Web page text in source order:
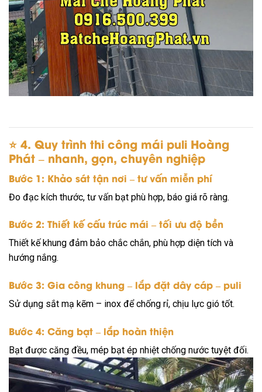
⭐ 4. Quy trình thi công mái puli Hoàng
Phát – nhanh, gọn, chuyên nghiệp
Bước 1: Khảo sát tận nơi – tư vấn miễn phí
Đo đạc kích thước, tư vấn bạt phù hợp, báo giá rõ ràng.
Bước 2: Thiết kế cấu trúc mái – tối ưu độ bền
Thiết kế khung đảm bảo chắc chắn, phù hợp diện tích và
hướng nắng.
Bước 3: Gia công khung – lắp đặt dây cáp – puli
Sử dụng sắt mạ kẽm – inox để chống rỉ, chịu lực gió tốt.
Bước 4: Căng bạt – lắp hoàn thiện
Bạt được căng đều, mép bạt ép nhiệt chống nước tuyệt đối.